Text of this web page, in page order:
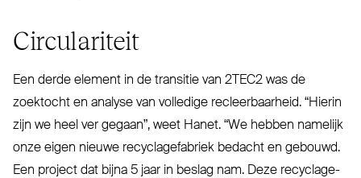
Cir­cu­lariteit
Een derde element in de transitie van 2TEC2 was de
zoektocht en analyse van volledige rec­leer­baarheid. “Hierin
zijn we heel ver gegaan”, weet Hanet. “We hebben namelijk
onze eigen nieuwe recy­cla­ge­fabriek bedacht en gebouwd.
Een project dat bijna 5 jaar in beslag nam. Deze recy­cla­ge­